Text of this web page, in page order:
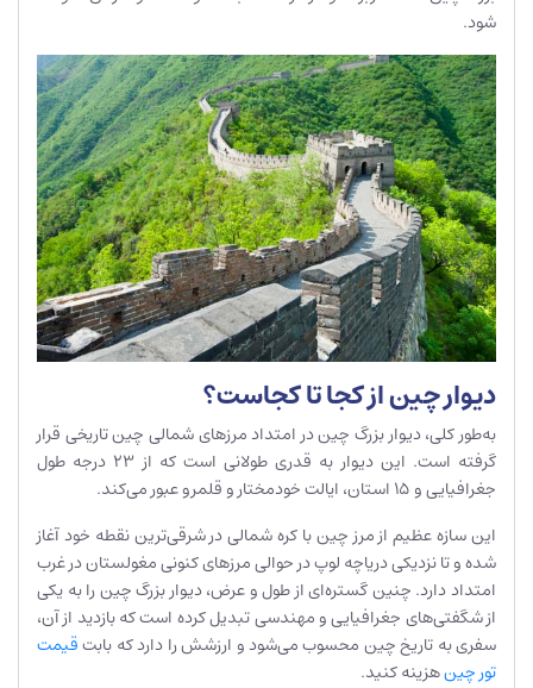
شود.
دیوار چین از کجا تا کجاست؟
به‌طور کلی، دیوار بزرگ چین در امتداد مرزهای شمالی چین تاریخی قرار
گرفته است. این دیوار به قدری طولانی است که از ۲۳ درجه طول
جغرافیایی و ۱۵ استان، ایالت خودمختار و قلمرو عبور می‌کند.
این سازه عظیم از مرز چین با کره شمالی در شرقی‌ترین نقطه خود آغاز
شده و تا نزدیکی دریاچه لوپ در حوالی مرزهای کنونی مغولستان در غرب
امتداد دارد. چنین گستره‌ای از طول و عرض، دیوار بزرگ چین را به یکی
از شگفتی‌های جغرافیایی و مهندسی تبدیل کرده است که بازدید از آن،
سفری به تاریخ چین محسوب می‌شود و ارزشش را دارد که بابتقیمت
تور چینهزینه کنید.